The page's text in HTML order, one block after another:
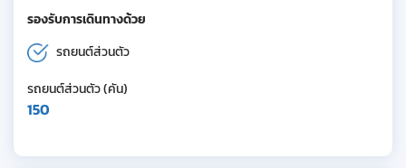
รองรับการเดินทางด้วย
รถยนต์ส่วนตัว
รถยนต์ส่วนตัว (คัน)
150